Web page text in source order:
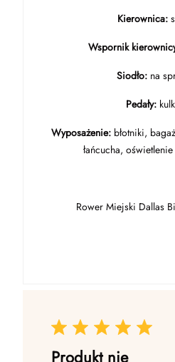
Kierownica:
Wspornik
Siodło:na
Pedały:
Wyposażenie:błotniki,
łańcucha,
Rower Miejski Dallas
Produkt nie